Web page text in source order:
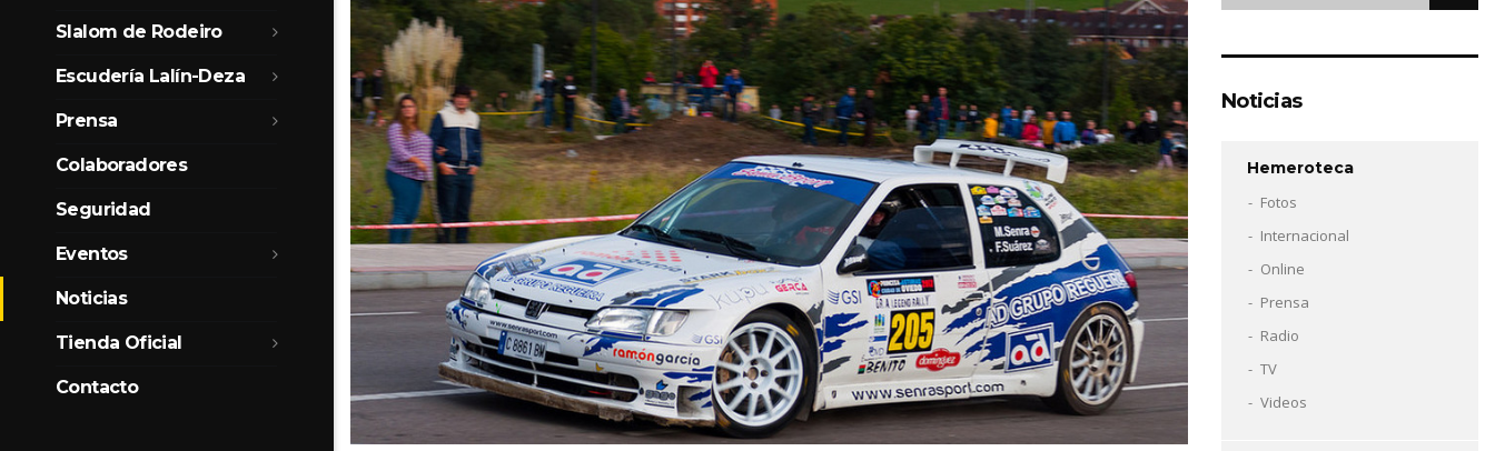
Slalom de Rodeiro
Escudería Lalín-Deza
Prensa
Colaboradores
Seguridad
Eventos
Noticias
Tienda Oficial
Contacto
Noticias
Hemeroteca
Fotos
Internacional
Online
Prensa
Radio
TV
Videos